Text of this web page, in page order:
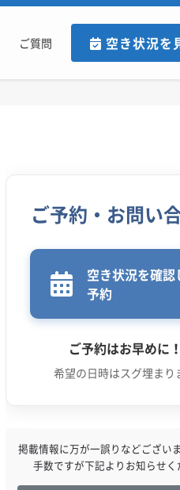
ご質問 空き状況を
ご予約・お問い
空き状況を確認
予約
ご予約はお早めに！
希望の日時はスグ埋まり
掲載情報に万が一誤りなどござい
手数ですが下記よりお知らせく